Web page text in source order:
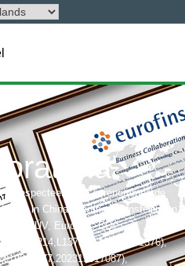
en gerenommeerde
in China. Certificatie-instellingen
Eurofins, CQC,